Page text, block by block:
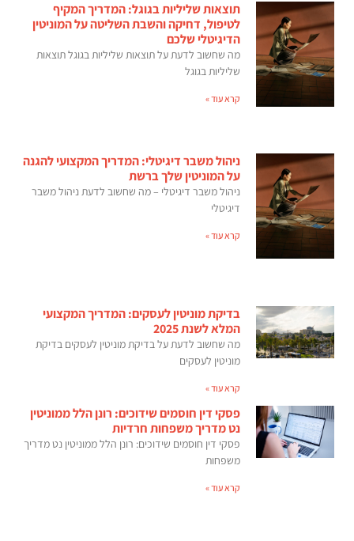
תוצאות שליליות בגוגל: המדריך המקיף
לטיפול, דחיקה והשבת השליטה על המוניטין
הדיגיטלי שלכם
מה שחשוב לדעת על תוצאות שליליות בגוגל תוצאות
שליליות בגוגל
קרא עוד »
ניהול משבר דיגיטלי: המדריך המקצועי להגנה
על המוניטין שלך ברשת
ניהול משבר דיגיטלי – מה שחשוב לדעת ניהול משבר
דיגיטלי
קרא עוד »
בדיקת מוניטין לעסקים: המדריך המקצועי
המלא לשנת 2025
מה שחשוב לדעת על בדיקת מוניטין לעסקים בדיקת
מוניטין לעסקים
קרא עוד »
פסקי דין חוסמים שידוכים: רונן הלל ממוניטין
נט מדריך משפחות חרדיות
פסקי דין חוסמים שידוכים: רונן הלל ממוניטין נט מדריך
משפחות
קרא עוד »